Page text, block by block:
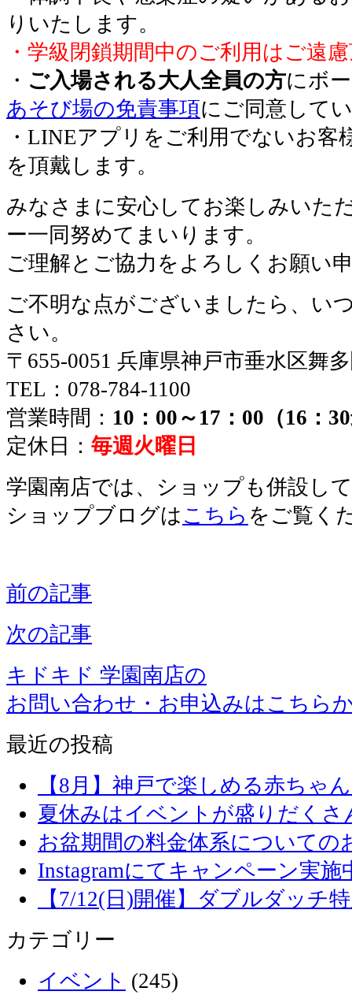
りいたします。
・学級閉鎖期間中のご利用はご遠
・ ご入場される大人全員の方にボ
あそび場の免責事項にご同意して
・LINEアプリをご利用でないお客
を頂戴します。
みなさまに安心してお楽しみいた
ー一同努めてまいります。
ご理解とご協力をよろしくお願い
ご不明な点がございましたら、い
さい。
〒655-0051 兵庫県神戸市垂水区舞
TEL：078-784-1100
営業時間： 10：00～17：00（16：
定休日： 毎週火曜日
学園南店では、ショップも併設し
ショップブログは こちら をご覧く
前の記事
次の記事
キドキド 学園南店の
お問い合わせ・お申込みはこちら
最近の投稿
【8月】神戸で楽しめる赤ちゃ
夏休みはイベントが盛りだくさ
お盆期間の料金体系についての
Instagramにてキャンペーン実施
【7/12(日)開催】ダブルダッチ
カテゴリー
イベント (245)